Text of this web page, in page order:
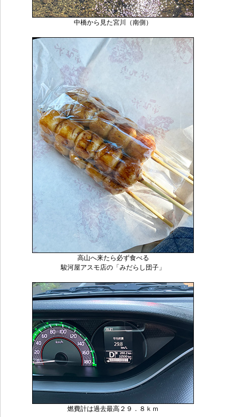
中橋から見た宮川（南側）
高山へ来たら必ず食べる
駿河屋アスモ店の「みだらし団子」
燃費計は過去最高２９．８ｋｍ